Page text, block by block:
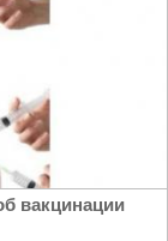
вакцинации